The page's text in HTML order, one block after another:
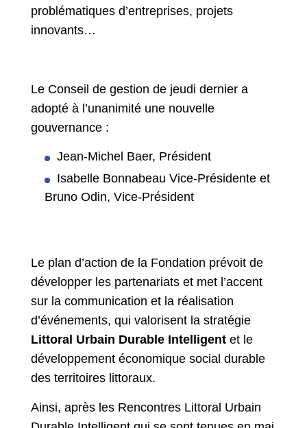
problématiques d’entreprises, projets
innovants…
Le Conseil de gestion de jeudi dernier a
adopté à l’unanimité une nouvelle
gouvernance :
Jean-Michel Baer, Président
Isabelle Bonnabeau Vice-Présidente et
Bruno Odin, Vice-Président
Le plan d’action de la Fondation prévoit de
développer les partenariats et met l’accent
sur la communication et la réalisation
d’événements, qui valorisent la stratégie
Littoral Urbain Durable Intelligent et le
développement économique social durable
des territoires littoraux.
Ainsi, après les Rencontres Littoral Urbain